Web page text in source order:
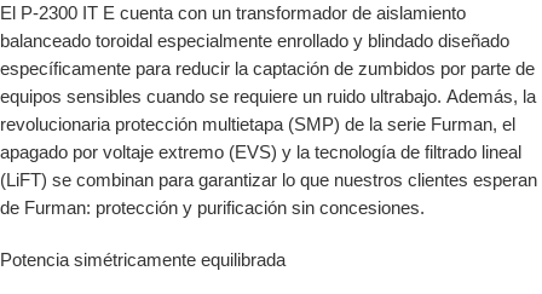
El P-2300 IT E cuenta con un transformador de aislamiento
balanceado toroidal especialmente enrollado y blindado diseñado
específicamente para reducir la captación de zumbidos por parte de
equipos sensibles cuando se requiere un ruido ultrabajo. Además, la
revolucionaria protección multietapa (SMP) de la serie Furman, el
apagado por voltaje extremo (EVS) y la tecnología de filtrado lineal
(LiFT) se combinan para garantizar lo que nuestros clientes esperan
de Furman: protección y purificación sin concesiones.
Potencia simétricamente equilibrada